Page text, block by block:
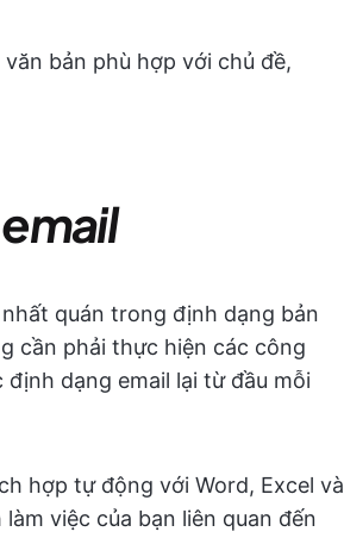
bản phù hợp với chủ đề,
quán trong định dạng bản
cần phải thực hiện các công
dạng email lại từ đầu mỗi
hợp tự động với Word, Excel và
việc của bạn liên quan đến